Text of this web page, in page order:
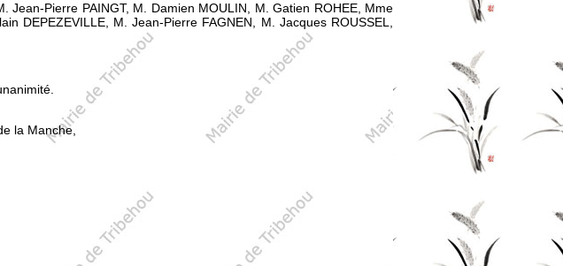
Jean-Pierre PAINGT, M. Damien MOULIN, M. Gatien ROHEE, Mme
DEPEZEVILLE, M. Jean-Pierre FAGNEN, M. Jacques ROUSSEL,
la Manche,